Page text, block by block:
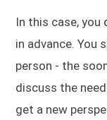
In this case,
in advance. You
person - the
discuss the
get a new